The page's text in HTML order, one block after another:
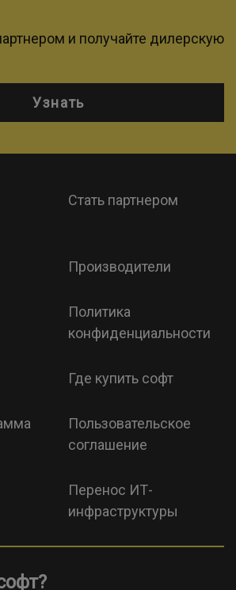
и получайте дилерскую
Узнать
Стать партнером
Производители
Политика
конфиденциальности
Где купить софт
Пользовательское
соглашение
Перенос ИТ-
инфраструктуры